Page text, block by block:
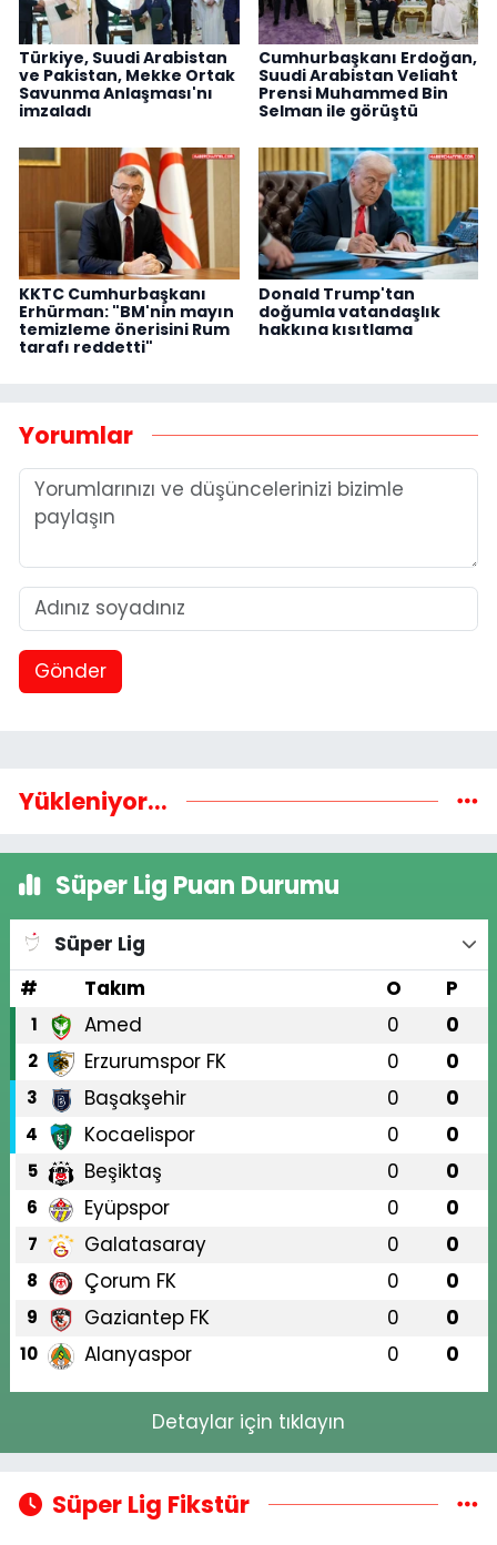
Türkiye, Suudi Arabistan
ve Pakistan, Mekke Ortak
Savunma Anlaşması'nı
imzaladı
Cumhurbaşkanı Erdoğan,
Suudi Arabistan Veliaht
Prensi Muhammed Bin
Selman ile görüştü
KKTC Cumhurbaşkanı
Erhürman: "BM'nin mayın
temizleme önerisini Rum
tarafı reddetti"
Donald Trump'tan
doğumla vatandaşlık
hakkına kısıtlama
Yorumlar
Gönder
Yükleniyor...
Süper Lig Puan Durumu
Süper Lig
#
Takım O P
1 Amed 0 0
2 Erzurumspor FK 0 0
3 Başakşehir 0 0
4 Kocaelispor 0 0
5 Beşiktaş 0 0
6 Eyüpspor 0 0
7 Galatasaray 0 0
8 Çorum FK 0 0
9 Gaziantep FK 0 0
10 Alanyaspor 0 0
Detaylar için tıklayın
Süper Lig Fikstür